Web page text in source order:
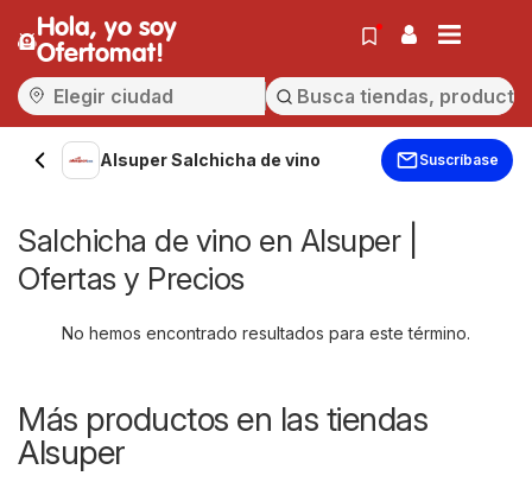
Hola, yo soy
Ofertomat!
Alsuper Salchicha de vino Suscríbase
Salchicha de vino en Alsuper |
Ofertas y Precios
No hemos encontrado resultados para este término.
Más productos en las tiendas
Alsuper